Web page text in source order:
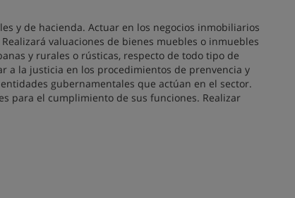
y de hacienda. Actuar en los negocios inmobiliarios
valuaciones de bienes muebles o inmuebles
y rurales o rústicas, respecto de todo tipo de
a la justicia en los procedimientos de prenvencia y
gubernamentales que actúan en el sector.
para el cumplimiento de sus funciones. Realizar